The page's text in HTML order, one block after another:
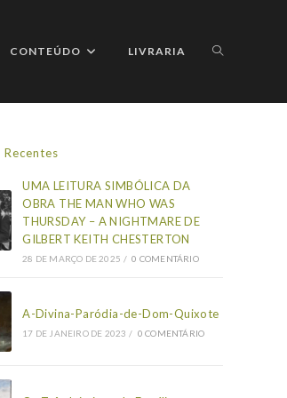
CONTEÚDO LIVRARIA ALTERNAR
Recentes
UMA LEITURA SIMBÓLICA DA
OBRA THE MAN WHO WAS
THURSDAY – A NIGHTMARE DE
GILBERT KEITH CHESTERTON
28 DE MARÇO DE 2025 / 0 COMENTÁRIO
A-Divina-Paródia-de-Dom-Quixote
17 DE JANEIRO DE 2023 / 0 COMENTÁRIO